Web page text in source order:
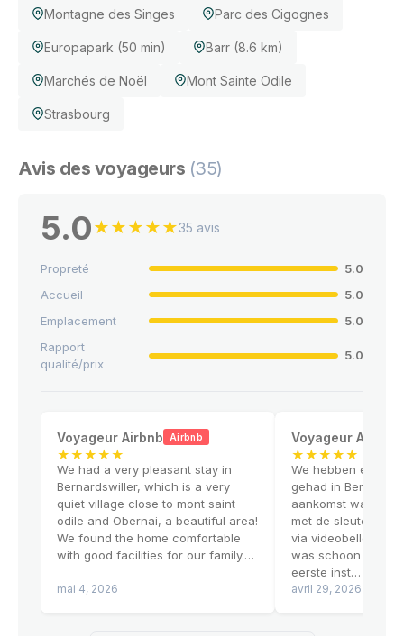
Montagne des Singes Parc des Cigognes
Europapark (50 min) Barr (8.6 km)
Marchés de Noël Mont Sainte Odile
Strasbourg
Avis des voyageurs (35)
5.0★★★★★35 avis
Propreté
5.0
Accueil
5.0
Emplacement
5.0
Rapport
qualité/prix
5.0
Voyageur Airbnb Airbnb
★★★★★
We had a very pleasant stay in
Bernardswiller, which is a very
quiet village close to mont saint
odile and Obernai, a beautiful area!
We found the home comfortable
with good facilities for our family.…
mai 4, 2026
Voyageur Airbnb
★★★★★
We hebben een
gehad in
aankomst waren
met de sleutel,
via videobellen
was schoon en
eerste inst…
avril 29, 2026